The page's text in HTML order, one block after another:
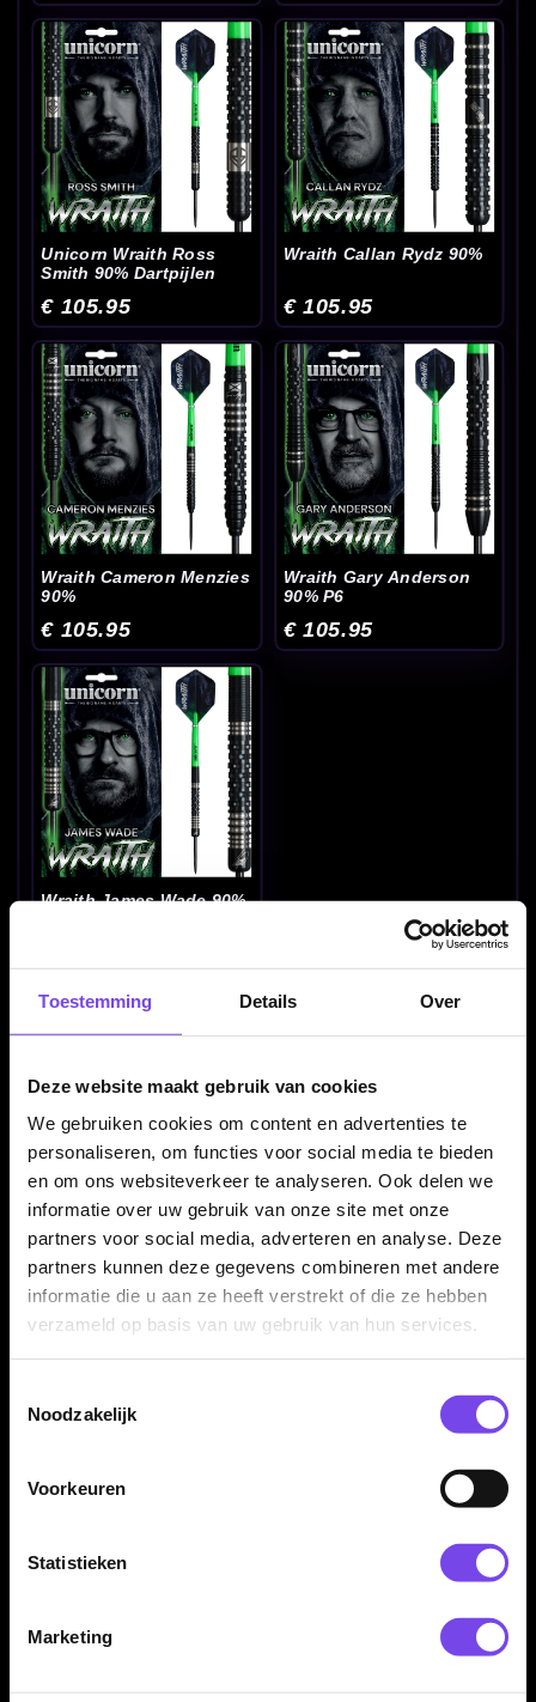
Toestemming Details Over
Deze website maakt gebruik van cookies
We gebruiken cookies om content en advertenties te
personaliseren, om functies voor social media te bieden
en om ons websiteverkeer te analyseren. Ook delen we
informatie over uw gebruik van onze site met onze
partners voor social media, adverteren en analyse. Deze
partners kunnen deze gegevens combineren met andere
informatie die u aan ze heeft verstrekt of die ze hebben
verzameld op basis van uw gebruik van hun services.
Noodzakelijk
Voorkeuren
Statistieken
Marketing
Unicorn Wraith Ross
Smith 90% Dartpijlen
€ 105.95
Wraith Callan Rydz 90%
€ 105.95
Wraith Cameron Menzies
90%
€ 105.95
Wraith Gary Anderson
90% P6
€ 105.95
Wraith James Wade 90%
Nieuwe Unicorn releases Verse drops van één merk
Nieuwe producten en
accessoires
Unicorn launches in één overzicht
InUnicorn Launchzie je direct welke nieuwe releases van dit
ertussen.
Nieuwe Unicorn producten
van Unicorn. Wil je breder kijken? Bekijk dan ook
alle launches